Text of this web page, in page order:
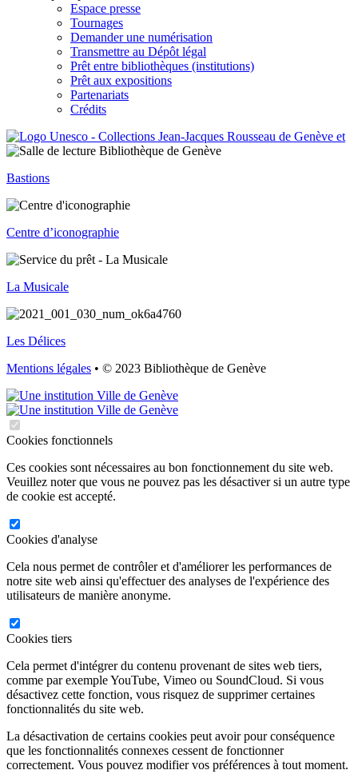
Espace presse
Tournages
Demander une numérisation
Transmettre au Dépôt légal
Prêt entre bibliothèques (institutions)
Prêt aux expositions
Partenariats
Crédits
Bastions
Centre d’iconographie
La Musicale
Les Délices
Mentions légales • © 2023 Bibliothèque de Genève
Cookies fonctionnels
Ces cookies sont nécessaires au bon fonctionnement du site web.
Veuillez noter que vous ne pouvez pas les désactiver si un autre type
de cookie est accepté.
Cookies d'analyse
Cela nous permet de contrôler et d'améliorer les performances de
notre site web ainsi qu'effectuer des analyses de l'expérience des
utilisateurs de manière anonyme.
Cookies tiers
Cela permet d'intégrer du contenu provenant de sites web tiers,
comme par exemple YouTube, Vimeo ou SoundCloud. Si vous
désactivez cette fonction, vous risquez de supprimer certaines
fonctionnalités du site web.
La désactivation de certains cookies peut avoir pour conséquence
que les fonctionnalités connexes cessent de fonctionner
correctement. Vous pouvez modifier vos préférences à tout moment.